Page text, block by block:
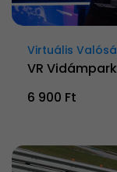
Virtuális
VR
6 900 Ft